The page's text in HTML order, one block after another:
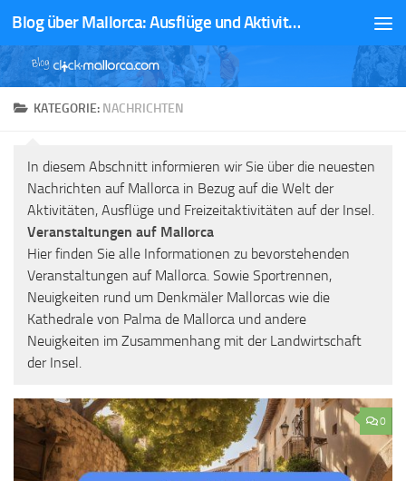
Zum Inhalt springen Blog über Mallorca: Ausflüge und Aktivitäten
KATEGORIE: NACHRICHTEN
In diesem Abschnitt informieren wir Sie über die neuesten
Nachrichten auf Mallorca in Bezug auf die Welt der
Aktivitäten, Ausflüge und Freizeitaktivitäten auf der Insel.
Veranstaltungen auf Mallorca
Hier finden Sie alle Informationen zu bevorstehenden
Veranstaltungen auf Mallorca. Sowie Sportrennen,
Neuigkeiten rund um Denkmäler Mallorcas wie die
Kathedrale von Palma de Mallorca und andere
Neuigkeiten im Zusammenhang mit der Landwirtschaft
der Insel.
0